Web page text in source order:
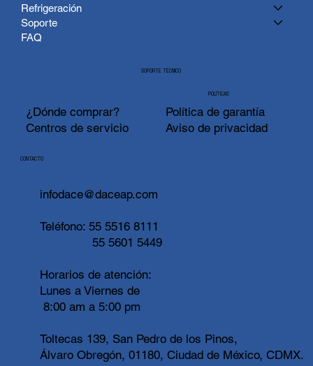
Refrigeración
Soporte
FAQ
SOPORTE TÉCNICO
¿Dónde comprar?
Centros de servicio
POLÍTICAS
Política de garantía
Aviso de privacidad
infodace@daceap.com
Teléfono:55 5516 8111
55 5601 5449
Horarios de atención:
Lunes a Viernes de
8:00 am a 5:00 pm
Toltecas 139, San Pedro de los Pinos,
Álvaro Obregón, 01180, Ciudad de México, CDMX.
CONTACTO